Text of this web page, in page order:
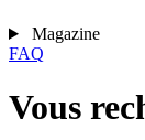
Magazine
FAQ
Vous